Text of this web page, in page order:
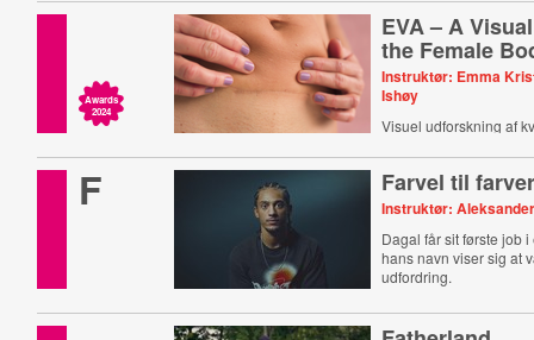
Awards
2024
EVA – A
the Female
Instruktør: Emma
Ishøy
Visuel udforskning af
F Farvel til
Instruktør:
Dagal får sit første job
hans navn viser sig at
udfordring.